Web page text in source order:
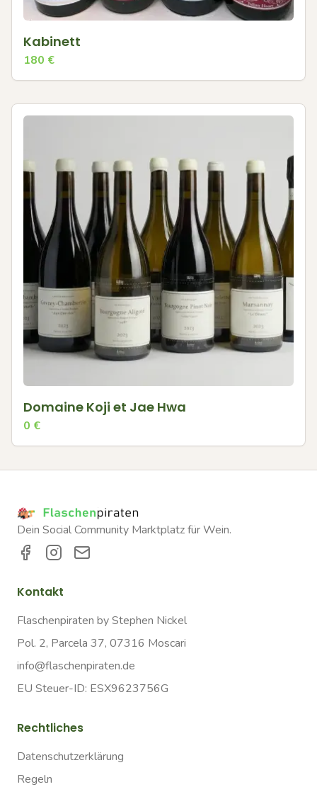
Kabinett
180 €
Domaine Koji et Jae Hwa
0 €
Dein Social Community Marktplatz für Wein.
Kontakt
Flaschenpiraten by Stephen Nickel
Pol. 2, Parcela 37, 07316 Moscari
info@flaschenpiraten.de
EU Steuer-ID: ESX9623756G
Rechtliches
Datenschutzerklärung
Regeln